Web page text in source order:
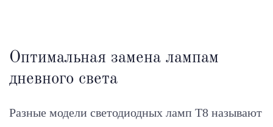
Оптимальная замена лампам
дневного света
Разные модели светодиодных ламп Т8 называют